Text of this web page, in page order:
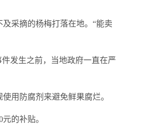
采摘的杨梅打落在地。“能卖
发生之前，当地政府一直在严
用防腐剂来避免鲜果腐烂。
的补贴。